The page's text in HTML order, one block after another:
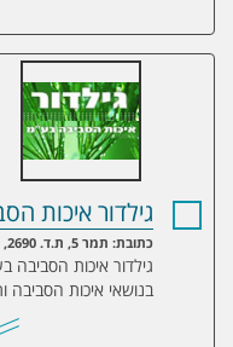
גילדור איכות
כתובת: תמר 5, ת.ד. 2690, נווה מונוסון 6019000
גילדור איכות הסביבה
בנושאי איכות הסביבה